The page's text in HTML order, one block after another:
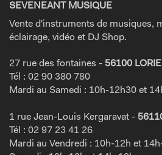
SEVENEANT MUSIQUE
Vente d'instruments de musiques,
éclairage, vidéo et DJ Shop.
27 rue des fontaines - 56100
Tél : 02 90 380 780
Mardi au Samedi : 10h-12h30 et
1 rue Jean-Louis Kergaravat -
Tél : 02 97 23 41 26
Mardi au Vendredi : 10h-12h et